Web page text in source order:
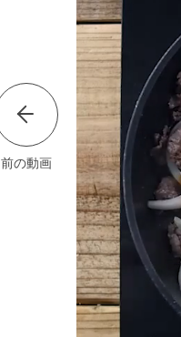
前の動画